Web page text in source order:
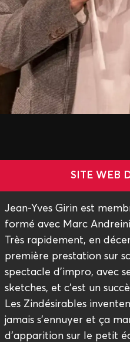
SITE WEB
Jean-Yves Girin est
formé avec Marc
Très rapidement, en
première prestation sur
spectacle d'impro, avec
sketches, et c'est un
Les Zindésirables
jamais s'ennuyer et ça
d'apparition sur le petit